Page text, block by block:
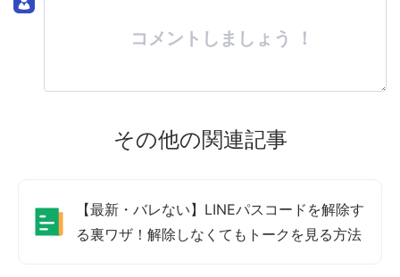
コメントしましょう ！
その他の関連記事
【最新・バレない】LINEパスコードを解除す
る裏ワザ！解除しなくてもトークを見る方法